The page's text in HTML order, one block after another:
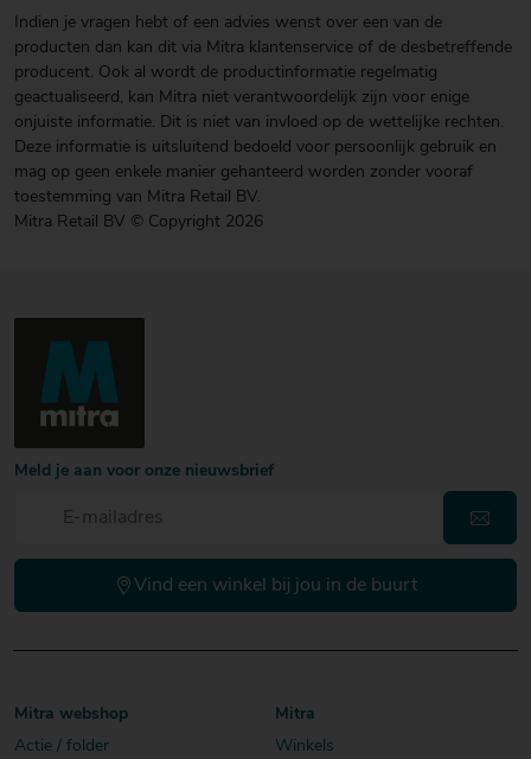
Indien je vragen hebt of een advies wenst over een van de
producten dan kan dit via Mitra klantenservice of de desbetreffende
producent. Ook al wordt de productinformatie regelmatig
geactualiseerd, kan Mitra niet verantwoordelijk zijn voor enige
onjuiste informatie. Dit is niet van invloed op de wettelijke rechten.
Deze informatie is uitsluitend bedoeld voor persoonlijk gebruik en
mag op geen enkele manier gehanteerd worden zonder vooraf
toestemming van Mitra Retail BV.
Mitra Retail BV © Copyright 2026
Meld je aan voor onze nieuwsbrief
Vind een winkel bij jou in de buurt
Mitra webshop
Actie / folder
Mitra
Winkels